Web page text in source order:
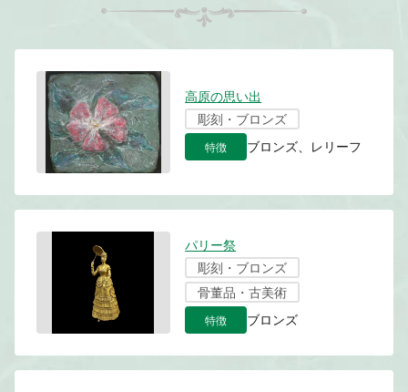
高原の思い出
彫刻・ブロンズ
特徴 ブロンズ、レリーフ
パリー祭
彫刻・ブロンズ
骨董品・古美術
特徴 ブロンズ